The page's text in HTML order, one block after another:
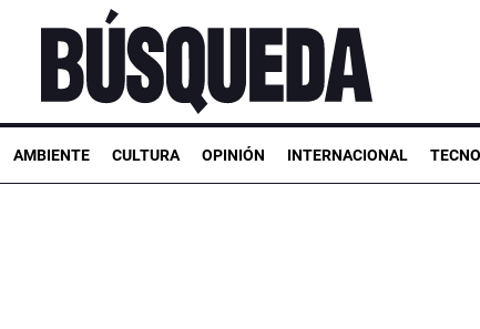
AMBIENTE CULTURA OPINIÓN INTERNACIONAL